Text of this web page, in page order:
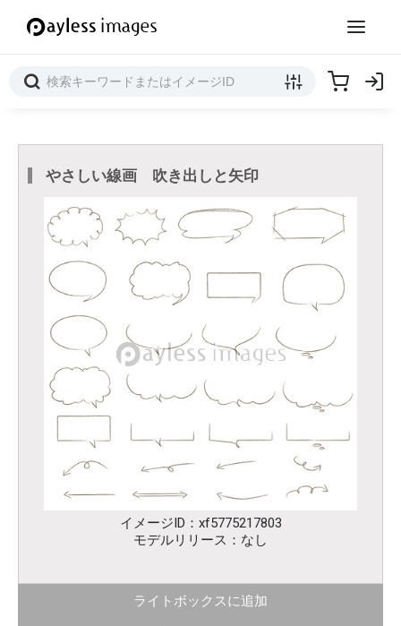
やさしい線画 吹き出しと矢印
イメージID：xf5775217803
モデルリリース：なし
ライトボックスに追加